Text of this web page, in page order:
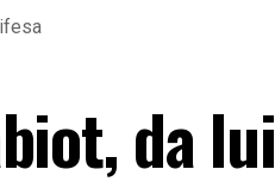
da lui